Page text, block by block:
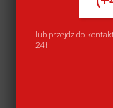
lub przejdź do
24h